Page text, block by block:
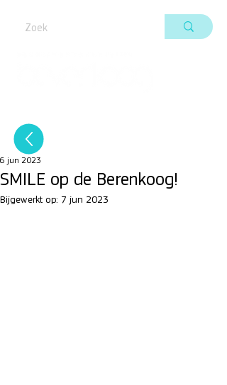
SMILE op de Berenkoog!
6 jun 2023
Bijgewerkt op: 7 jun 2023